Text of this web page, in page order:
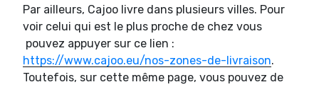
Par ailleurs, Cajoo livre dans plusieurs villes. Pour
voir celui qui est le plus proche de chez vous
pouvez appuyer sur ce lien :
https://www.cajoo.eu/nos-zones-de-livraison.
Toutefois, sur cette même page, vous pouvez de